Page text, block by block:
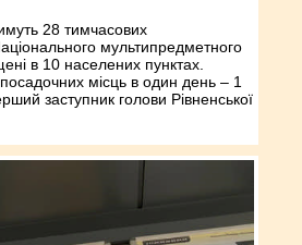
28 тимчасових
мультипредметного
в 10 населених пунктах.
місць в один день – 1
заступник голови Рівненської